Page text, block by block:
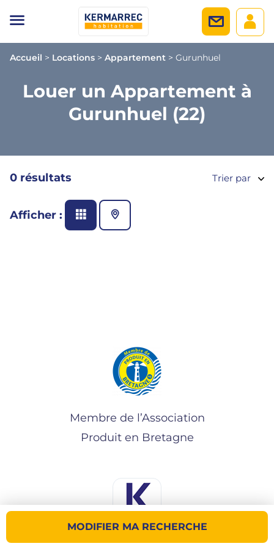
Accueil > Locations > Appartement > Gurunhuel
Louer un Appartement à
Gurunhuel (22)
MODIFIER MA RECHERCHE
0 résultats Trier par
Afficher :
Membre de l’Association
Produit en Bretagne